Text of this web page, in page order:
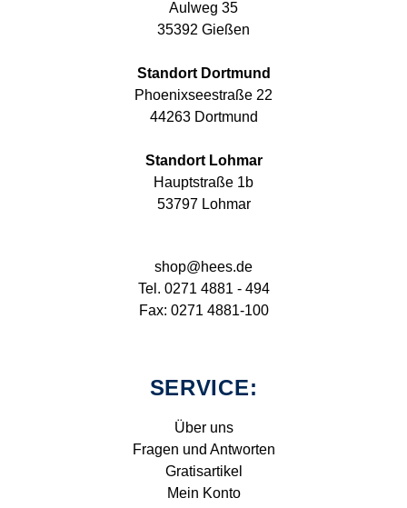
Aulweg 35
35392 Gießen
Standort Dortmund
Phoenixseestraße 22
44263 Dortmund
Standort Lohmar
Hauptstraße 1b
53797 Lohmar
shop@hees.de
Tel. 0271 4881 - 494
Fax: 0271 4881-100
SERVICE:
Über uns
Fragen und Antworten
Gratisartikel
Mein Konto